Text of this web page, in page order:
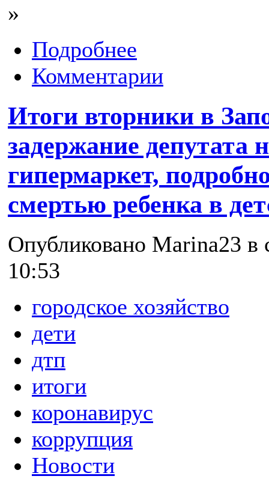
»
Подробнее
Комментарии
Итоги вторники в
задержание депутата
гипермаркет,
смертью ребенка в
Опубликовано Marina23 в
10:53
городское хозяйство
дети
дтп
итоги
коронавирус
коррупция
Новости